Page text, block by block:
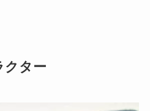
クター